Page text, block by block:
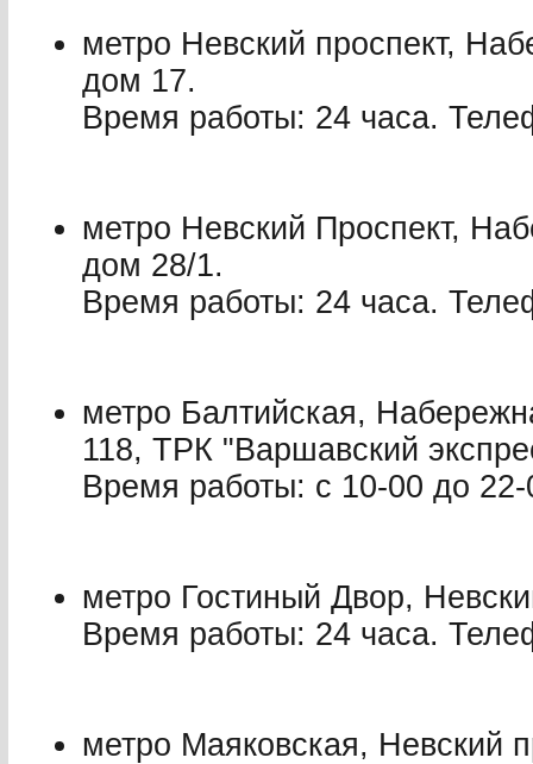
метро Невский проспект,
дом 17.
Время работы: 24 часа.
метро Невский Проспект,
дом 28/1.
Время работы: 24 часа.
метро Балтийская,
118, ТРК "Варшавский
Время работы: с 10-00 до
метро Гостиный Двор,
Время работы: 24 часа.
метро Маяковская, Невский